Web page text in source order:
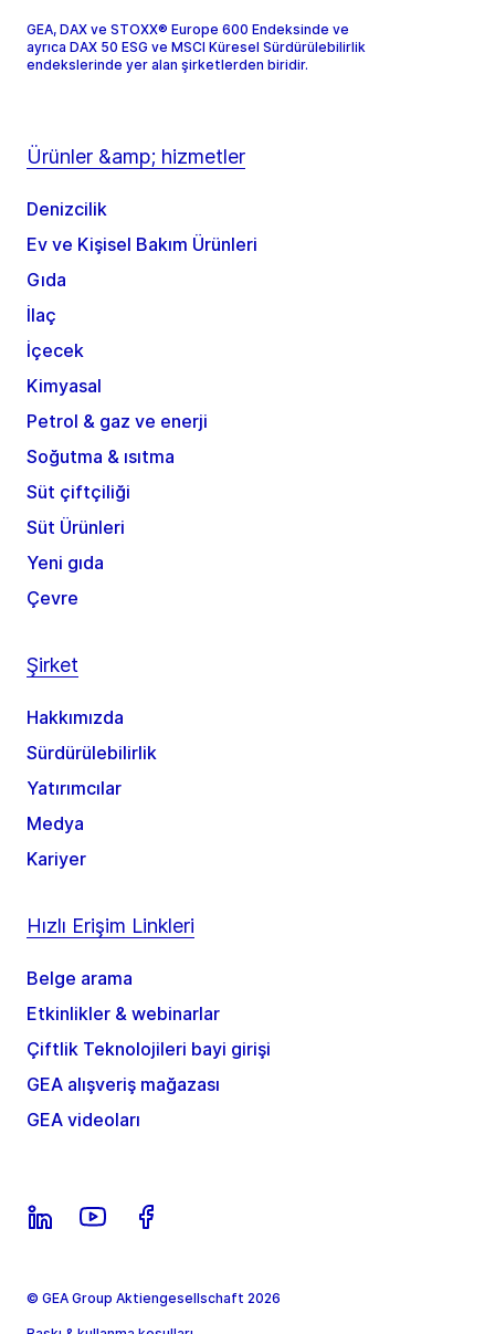
GEA, DAX ve STOXX® Europe 600 Endeksinde ve
ayrıca DAX 50 ESG ve MSCI Küresel Sürdürülebilirlik
endekslerinde yer alan şirketlerden biridir.
Ürünler &amp; hizmetler
Denizcilik
Ev ve Kişisel Bakım Ürünleri
Gıda
İlaç
İçecek
Kimyasal
Petrol & gaz ve enerji
Soğutma & ısıtma
Süt çiftçiliği
Süt Ürünleri
Yeni gıda
Çevre
Şirket
Hakkımızda
Sürdürülebilirlik
Yatırımcılar
Medya
Kariyer
Hızlı Erişim Linkleri
Belge arama
Etkinlikler & webinarlar
Çiftlik Teknolojileri bayi girişi
GEA alışveriş mağazası
GEA videoları
© GEA Group Aktiengesellschaft 2026